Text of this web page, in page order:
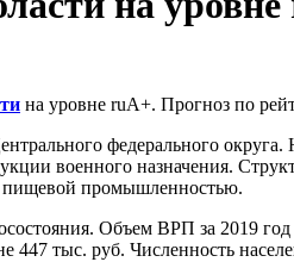
на уровне ruА+. Прогноз по
федерального
военного назначения.
пищевой промышленностью.
Объем ВРП за 2019
тыс. руб. Численность